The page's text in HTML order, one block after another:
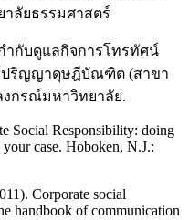
าลัยธรรมศาสตร์
ำกับดูแลกิจการโทรทัศน์
ปริญญาดุษฎีบัณฑิต (สาขา
งกรณ์มหาวิทยาลัย.
Social Responsibility: doing
case. Hoboken, N.J.:
Corporate social
handbook of communication